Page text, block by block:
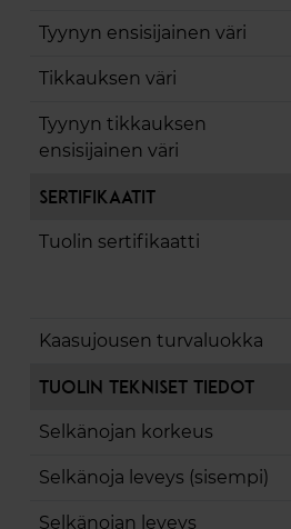
Tyynyn ensisijainen väri
Tikkauksen väri
Tyynyn tikkauksen
ensisijainen väri
Sertifikaatit
Tuolin sertifikaatti
Kaasujousen turvaluokka
Tuolin tekniset tiedot
Selkänojan korkeus
Selkänoja leveys (sisempi)
Selkänojan leveys